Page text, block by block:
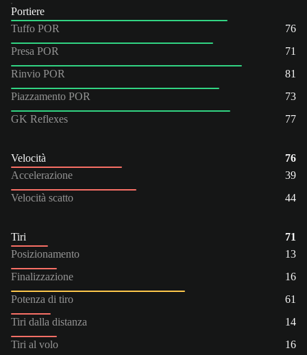
Portiere
Tuffo POR
76
Presa POR
71
Rinvio POR
81
Piazzamento POR
73
GK Reflexes
77
Velocità
76
Accelerazione
39
Velocità scatto
44
Tiri
71
Posizionamento
13
Finalizzazione
16
Potenza di tiro
61
Tiri dalla distanza
14
Tiri al volo
16